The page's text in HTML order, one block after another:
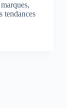
tendances